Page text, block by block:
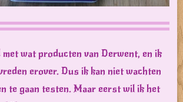
met wat producten van Derwent, en ik
erover. Dus ik kan niet wachten
te gaan testen. Maar eerst wil ik het